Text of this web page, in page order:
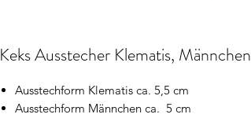
Keks Ausstecher Klematis, Männchen
Ausstechform Klematis ca. 5,5 cm
Ausstechform Männchen ca. 5 cm